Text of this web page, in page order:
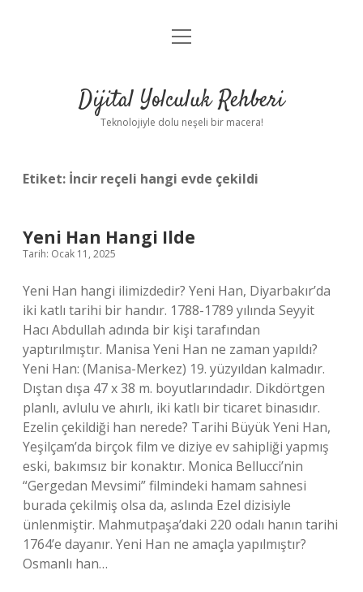
Anasayfa
Yasal Uyarı
menüyü
Dijital Yolculuk Rehberi
Teknolojiyle dolu neşeli bir macera!
Etiket: İncir reçeli hangi evde çekildi
Yeni Han Hangi Ilde
Tarih: Ocak 11, 2025
Yeni Han hangi ilimizdedir? Yeni Han, Diyarbakır’da
iki katlı tarihi bir handır. 1788-1789 yılında Seyyit
Hacı Abdullah adında bir kişi tarafından
yaptırılmıştır. Manisa Yeni Han ne zaman yapıldı?
Yeni Han: (Manisa-Merkez) 19. yüzyıldan kalmadır.
Dıştan dışa 47 x 38 m. boyutlarındadır. Dikdörtgen
planlı, avlulu ve ahırlı, iki katlı bir ticaret binasıdır.
Ezelin çekildiği han nerede? Tarihi Büyük Yeni Han,
Yeşilçam’da birçok film ve diziye ev sahipliği yapmış
eski, bakımsız bir konaktır. Monica Bellucci’nin
“Gergedan Mevsimi” filmindeki hamam sahnesi
burada çekilmiş olsa da, aslında Ezel dizisiyle
ünlenmiştir. Mahmutpaşa’daki 220 odalı hanın tarihi
1764’e dayanır. Yeni Han ne amaçla yapılmıştır?
Osmanlı han…